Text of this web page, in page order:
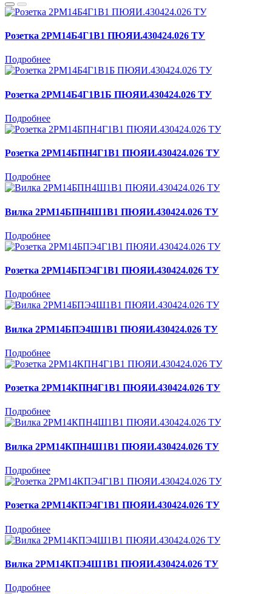
Розетка 2РМ14Б4Г1В1 ПЮЯИ.430424.026 ТУ
Подробнее
Розетка 2РМ14Б4Г1В1Б ПЮЯИ.430424.026 ТУ
Подробнее
Розетка 2РМ14БПН4Г1В1 ПЮЯИ.430424.026 ТУ
Подробнее
Вилка 2РМ14БПН4Ш1В1 ПЮЯИ.430424.026 ТУ
Подробнее
Розетка 2РМ14БПЭ4Г1В1 ПЮЯИ.430424.026 ТУ
Подробнее
Вилка 2РМ14БПЭ4Ш1В1 ПЮЯИ.430424.026 ТУ
Подробнее
Розетка 2РМ14КПН4Г1В1 ПЮЯИ.430424.026 ТУ
Подробнее
Вилка 2РМ14КПН4Ш1В1 ПЮЯИ.430424.026 ТУ
Подробнее
Розетка 2РМ14КПЭ4Г1В1 ПЮЯИ.430424.026 ТУ
Подробнее
Вилка 2РМ14КПЭ4Ш1В1 ПЮЯИ.430424.026 ТУ
Подробнее